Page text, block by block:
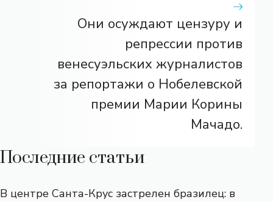
Они осуждают цензуру и
репрессии против
венесуэльских журналистов
за репортажи о Нобелевской
премии Марии Корины
Мачадо.
Последние статьи
В центре Санта-Крус застрелен бразилец: в